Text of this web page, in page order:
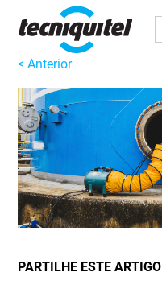
< Anterior
PARTILHE ESTE ARTIGO